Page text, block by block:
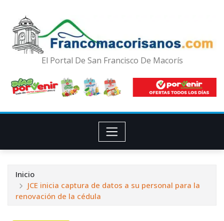
El Portal De San Francisco De Macorís
Inicio
JCE inicia captura de datos a su personal para la
renovación de la cédula